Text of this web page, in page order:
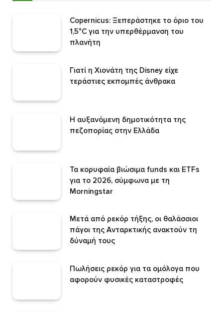
Copernicus: Ξεπεράστηκε το όριο του
1,5°C για την υπερθέρμανση του
πλανήτη
Γιατί η Χιονάτη της Disney είχε
τεράστιες εκπομπές άνθρακα
Η αυξανόμενη δημοτικότητα της
πεζοπορίας στην Ελλάδα
Τα κορυφαία βιώσιμα funds και ETFs
για το 2026, σύμφωνα με τη
Morningstar
Μετά από ρεκόρ τήξης, οι θαλάσσιοι
πάγοι της Ανταρκτικής ανακτούν τη
δύναμή τους
Πωλήσεις ρεκόρ για τα ομόλογα που
αφορούν φυσικές καταστροφές